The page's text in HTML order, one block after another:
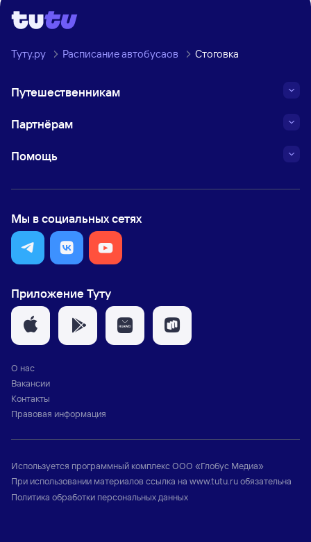
Туту.ру Расписание автобусаов Стоговка
Путешественникам
Партнёрам
Помощь
Мы в социальных сетях
Приложение Туту
О нас
Вакансии
Контакты
Правовая информация
Используется программный комплексООО «Глобус Медиа»
При использовании материалов ссылка на www.tutu.ruобязательна
Политика обработки персональных данных